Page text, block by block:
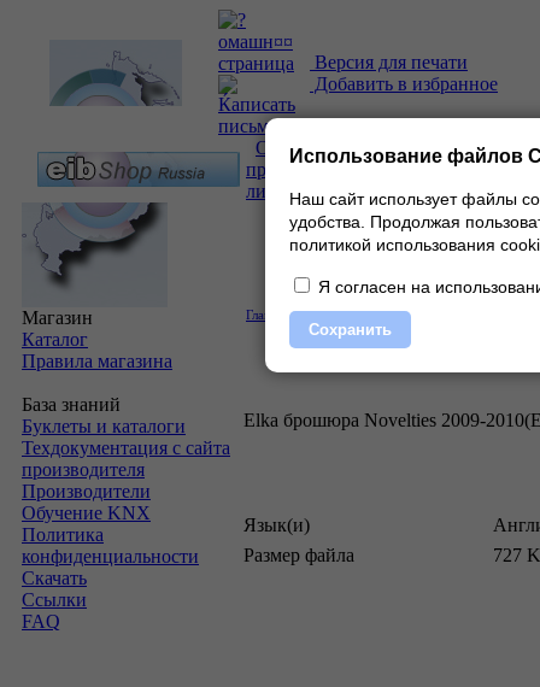
Версия для печати
Добавить в избранное
О
проекте| Каталог|
Прайс-
лист
| Контакты
Магазин
Каталог
Правила магазина
База знаний
Буклеты и каталоги
Техдокументация с сайта
производителя
Производители
Обучение KNX
Политика
конфиденциальности
Скачать
Ссылки
FAQ
Главная »Скачать»Буклеты и каталоги
Elka брошюра Novelties 2009-
Язык(и)
Размер файла
727
Использование файлов
Наш сайт использует файлы
удобства. Продолжая
политикой использования
Я согласен на
Сохранить